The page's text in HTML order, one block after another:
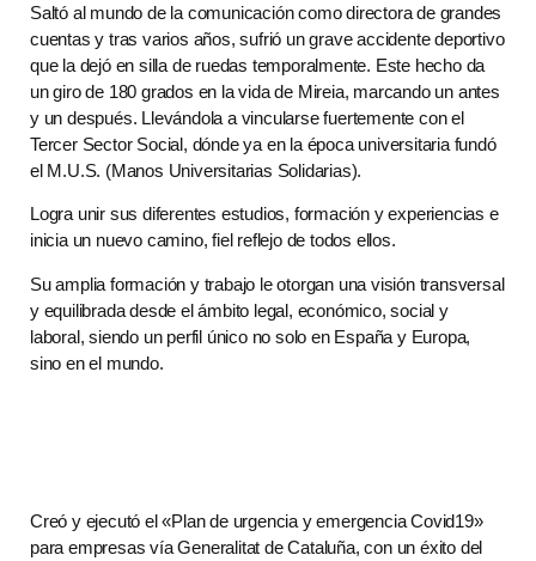
Saltó al mundo de la comunicación como directora de grandes
cuentas y tras varios años, sufrió un grave accidente deportivo
que la dejó en silla de ruedas temporalmente. Este hecho da
un giro de 180 grados en la vida de Mireia, marcando un antes
y un después. Llevándola a vincularse fuertemente con el
Tercer Sector Social, dónde ya en la época universitaria fundó
el M.U.S. (Manos Universitarias Solidarias).
Logra unir sus diferentes estudios, formación y experiencias e
inicia un nuevo camino, fiel reflejo de todos ellos.
Su amplia formación y trabajo le otorgan una visión transversal
y equilibrada desde el ámbito legal, económico, social y
laboral, siendo un perfil único no solo en España y Europa,
sino en el mundo.
Creó y ejecutó el «Plan de urgencia y emergencia Covid19»
para empresas vía Generalitat de Cataluña, con un éxito del